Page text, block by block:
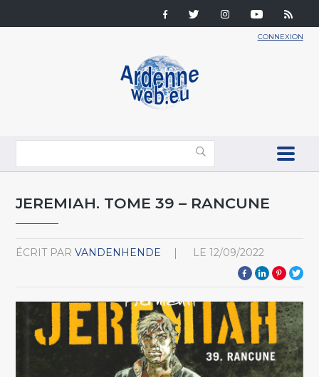
CONNEXION
JEREMIAH. TOME 39 – RANCUNE
ÉCRIT PAR VANDENHENDE LE 12/09/2022